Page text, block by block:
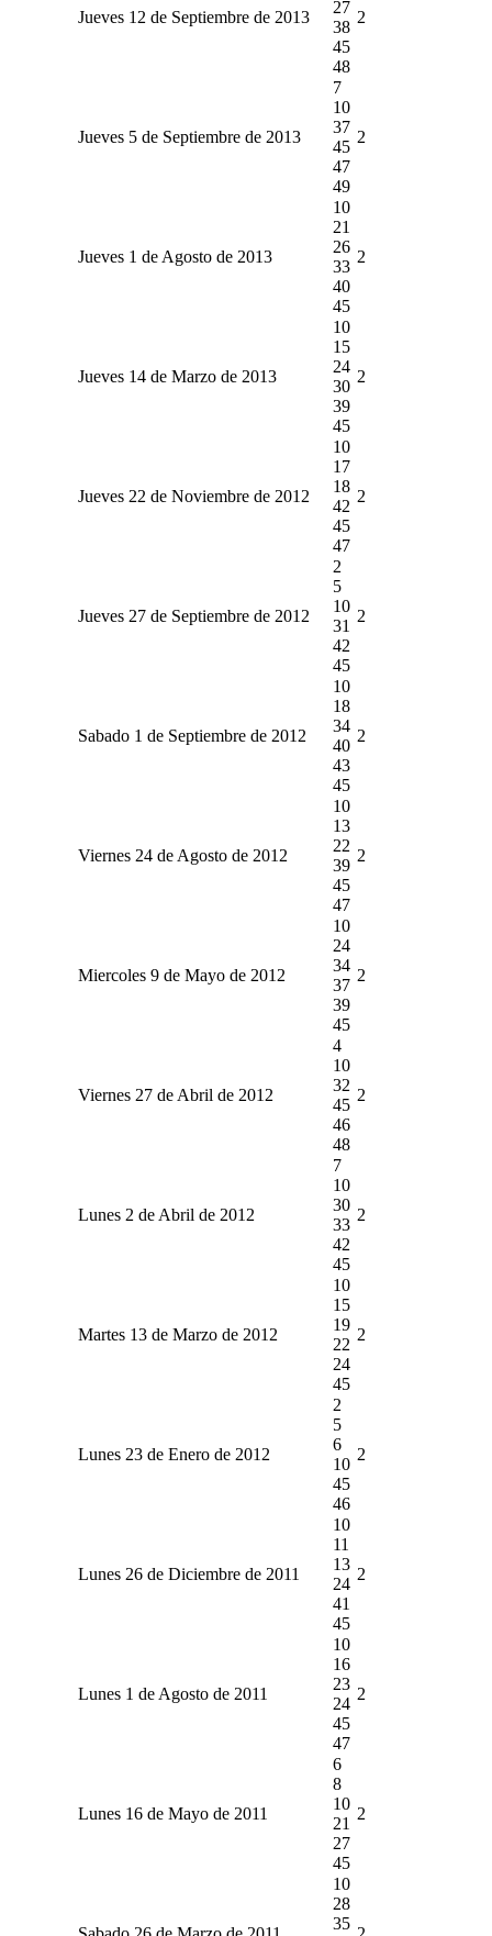
Jueves 12 de Septiembre de 2013
27
38
45
48
2
Jueves 5 de Septiembre de 2013
7
10
37
45
47
49
2
Jueves 1 de Agosto de 2013
10
21
26
33
40
45
2
Jueves 14 de Marzo de 2013
10
15
24
30
39
45
2
Jueves 22 de Noviembre de 2012
10
17
18
42
45
47
2
Jueves 27 de Septiembre de 2012
2
5
10
31
42
45
2
Sabado 1 de Septiembre de 2012
10
18
34
40
43
45
2
Viernes 24 de Agosto de 2012
10
13
22
39
45
47
2
Miercoles 9 de Mayo de 2012
10
24
34
37
39
45
2
Viernes 27 de Abril de 2012
4
10
32
45
46
48
2
Lunes 2 de Abril de 2012
7
10
30
33
42
45
2
Martes 13 de Marzo de 2012
10
15
19
22
24
45
2
Lunes 23 de Enero de 2012
2
5
6
10
45
46
2
Lunes 26 de Diciembre de 2011
10
11
13
24
41
45
2
Lunes 1 de Agosto de 2011
10
16
23
24
45
47
2
Lunes 16 de Mayo de 2011
6
8
10
21
27
45
2
10
28
35